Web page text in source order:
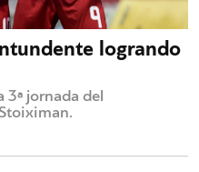
logrando
3ª jornada del